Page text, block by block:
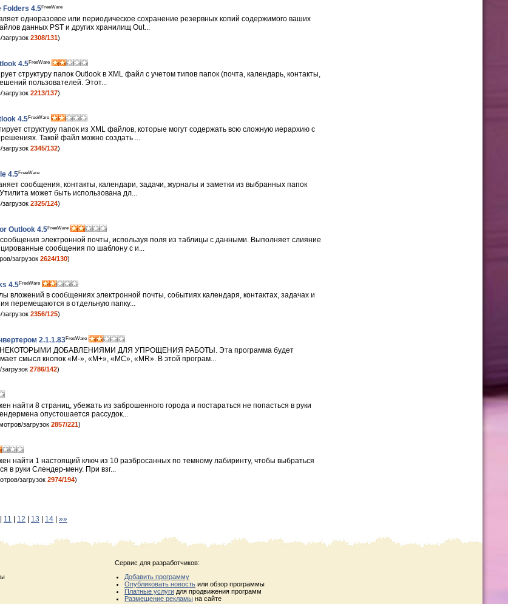
Folders 4.5FreeWare
одноразовое или периодическое сохранение резервных копий содержимого ваших
данных PST и других хранилищ Out...
2308/131)
4.5FreeWare
структуру папок Outlook в XML файл с учетом типов папок (почта, календарь, контакты,
пользователей. Этот...
2213/137)
4.5FreeWare
структуру папок из XML файлов, которые могут содержать всю сложную иерархию с
Такой файл можно создать ...
2345/132)
4.5FreeWare
сообщения, контакты, календари, задачи, журналы и заметки из выбранных папок
может быть использована дл...
2325/124)
Outlook 4.5FreeWare
электронной почты, используя поля из таблицы с данными. Выполняет слияние
сообщения по шаблону с и...
загрузок 2624/130)
4.5FreeWare
вложений в сообщениях электронной почты, событиях календаря, контактах, задачах и
перемещаются в отдельную папку...
2356/125)
2.1.1.83FreeWare
ДОБАВЛЕНИЯМИ ДЛЯ УПРОЩЕНИЯ РАБОТЫ. Эта программа будет
смысл кнопок «M-», «M+», «MC», «MR». В этой програм...
2786/142)
найти 8 страниц, убежать из заброшенного города и постараться не попасться в руки
опустошается рассудок...
загрузок 2857/221)
найти 1 настоящий ключ из 10 разбросанных по темному лабиринту, чтобы выбраться
в руки Слендер-мену. При взг...
загрузок 2974/194)
11 12 13 14 »»
Сервис для разработчиков:
Добавить программу
Опубликовать новость или обзор программы
Платные услуги для продвижения программ
Размещение рекламы на сайте